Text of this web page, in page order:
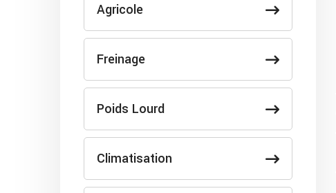
Agricole
Freinage
Poids Lourd
Climatisation